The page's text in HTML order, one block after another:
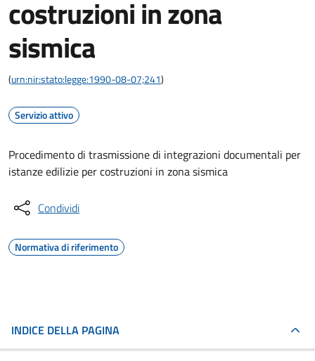
costruzioni in zona
sismica
(urn:nir:stato:legge:1990-08-07;241)
Servizio attivo
Procedimento di trasmissione di integrazioni documentali per
istanze edilizie per costruzioni in zona sismica
Condividi
Normativa di riferimento
INDICE DELLA PAGINA